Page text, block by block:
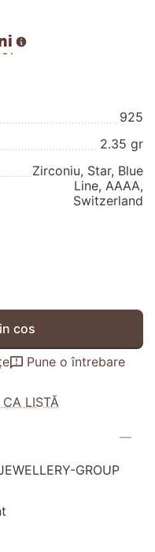
925
2.35 gr
Zirconiu, Star, Blue
Line, AAAA,
Switzerland
cos
Pune o întrebare
LISTĂ
GROUP